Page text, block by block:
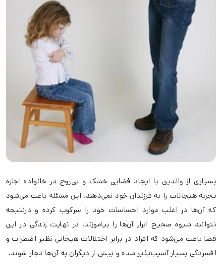
بسیاری از والدین با ایجاد فضایی خشک و بی‌روح در خانواده اجازه
تجربه هیجانات را به فرزندان خود نمی‌دهند. این مسئله باعث می‌شود
که آن‌ها در اغلب موارد احساسات خود را سرکوب کرده و درنتیجه
نتوانند شیوه صحیح ابراز آن‌ها را بیاموزند. در نهایت زندگی در این
فضا باعث می‌شود که افراد در برابر اختلالات هیجانی نظیر اضطراب و
افسردگی بسیار آسیب‌پذیر شده و بیش از دیگران به آن‌ها دچار شوند.